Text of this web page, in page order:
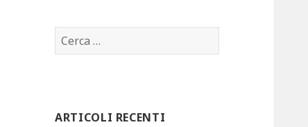
R
i
c
ARTICOLI RECENTI